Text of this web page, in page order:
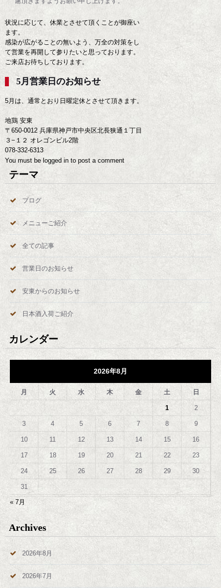
状況に応じて、休業とさせて頂くことが御座い
ます。
感染が広がることの無いよう、万全の対策をし
て営業を再開して参りたいと思っております。
ご来店お待ちしております。
5月営業日のお知らせ
5月は、通常とおり日曜定休とさせて頂きます。
地鶏 安東
〒650-0012 兵庫県神戸市中央区北長狭通１丁目
３−１２ オレゴンビル2階
078-332-6313
You must be logged in to post a comment
テーマ
ブログ
メニューご紹介
全ての記事
営業日のお知らせ
安東からのお知らせ
日本酒入荷ご紹介
カレンダー
2026年8月
月 火 水 木 金 土 日
1 2
3 4 5 6 7 8 9
10 11 12 13 14 15 16
17 18 19 20 21 22 23
24 25 26 27 28 29 30
31
« 7月
Archives
2026年8月
2026年7月